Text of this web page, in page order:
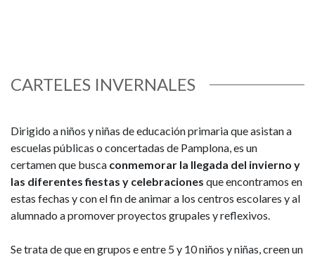
CARTELES INVERNALES
Dirigido a niños y niñas de educación primaria que asistan a
escuelas públicas o concertadas de Pamplona, es un
certamen que busca conmemorar la llegada del invierno y
las diferentes fiestas y celebraciones que encontramos en
estas fechas y con el fin de animar a los centros escolares y al
alumnado a promover proyectos grupales y reflexivos.
Se trata de que en grupos e entre 5 y 10 niños y niñas, creen un